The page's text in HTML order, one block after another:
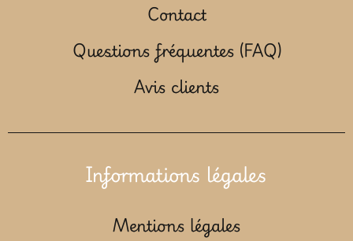
Contact
Questions fréquentes (FAQ)
Avis clients
Informations légales
Mentions légales